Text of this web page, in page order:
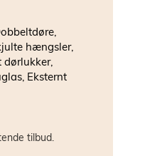
hængsler,
dørlukker,
Eksternt
tilbud.